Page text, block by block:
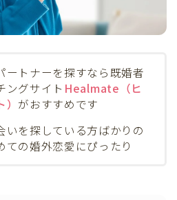
ートナーを探すなら既婚者
ングサイト Healmate（ヒ
がおすすめです
いを探している方ばかりの
ての婚外恋愛にぴったり